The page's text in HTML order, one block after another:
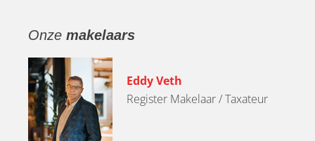
Onze makelaars
Eddy Veth
Register Makelaar / Taxateur